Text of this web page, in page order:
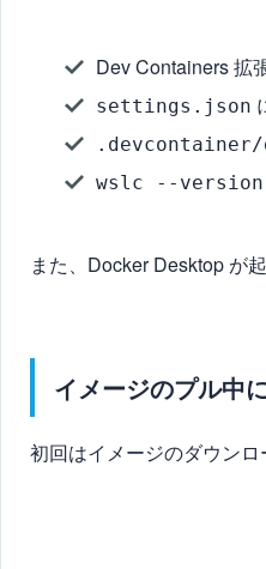
Dev Containers 拡
settings.json
wslc --version
また、Docker Desktop が
イメージのプル中
初回はイメージのダウン